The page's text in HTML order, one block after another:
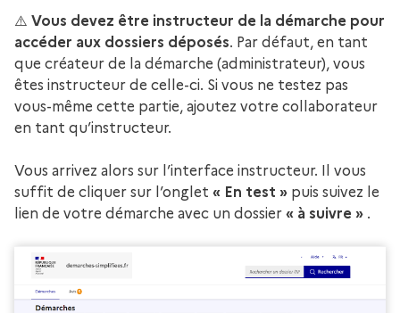
⚠️ Vous devez être instructeur de la démarche pour
accéder aux dossiers déposés. Par défaut, en tant
que créateur de la démarche (administrateur), vous
êtes instructeur de celle-ci. Si vous ne testez pas
vous-même cette partie, ajoutez votre collaborateur
en tant qu’instructeur.
Vous arrivez alors sur l’interface instructeur. Il vous
suffit de cliquer sur l’onglet « En test » puis suivez le
lien de votre démarche avec un dossier « à suivre » .